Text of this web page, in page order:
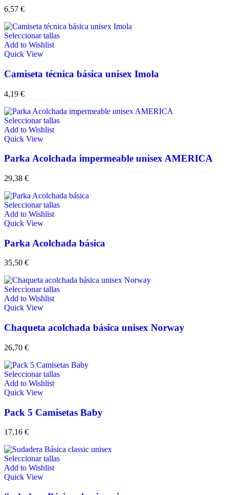
6,57 €
Seleccionar tallas
Add to Wishlist
Quick View
Camiseta técnica básica unisex Imola
4,19 €
Seleccionar tallas
Add to Wishlist
Quick View
Parka Acolchada impermeable unisex AMERICA
29,38 €
Seleccionar tallas
Add to Wishlist
Quick View
Parka Acolchada básica
35,50 €
Seleccionar tallas
Add to Wishlist
Quick View
Chaqueta acolchada básica unisex Norway
26,70 €
Seleccionar tallas
Add to Wishlist
Quick View
Pack 5 Camisetas Baby
17,16 €
Seleccionar tallas
Add to Wishlist
Quick View